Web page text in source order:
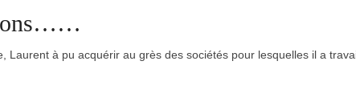
Laurent à pu acquérir au grès des sociétés pour lesquelles il a